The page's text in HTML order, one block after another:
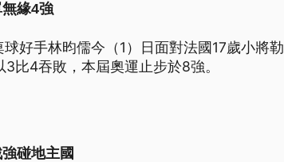
緣4強
好手林昀儒今（1）日面對法國17歲小將勒
比4吞敗，本屆奧運止步於8強。
碰地主國